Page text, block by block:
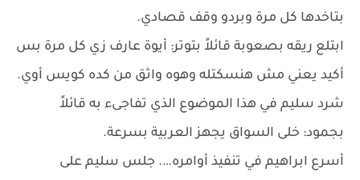
بتاخدها كل مرة وبردو وقف قصادي.
ابتلع ريقه بصعوبة قائلاً بتوتر: أيوة عارف زي كل مرة بس
أكيد يعني مش هنسكتله وهوه واثق من كده كويس أوي.
شرد سليم في هذا الموضوع الذي تفاجىء به قائلاً
بجمود: خلى السواق يجهز العربية بسرعة.
أسرع ابراهيم في تنفيذ أوامره…. جلس سليم على